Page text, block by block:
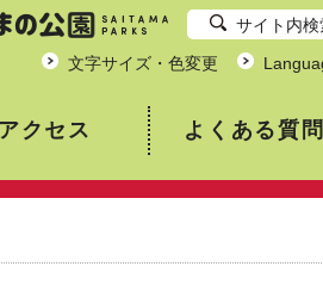
サイト内検
文字サイズ・色変更
クセス よくある質問